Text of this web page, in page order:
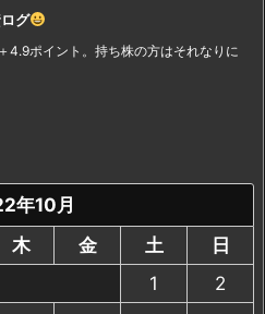
グ
4.9ポイント。持ち株の方はそれなりに
年10月
木 金 土
日
1
2